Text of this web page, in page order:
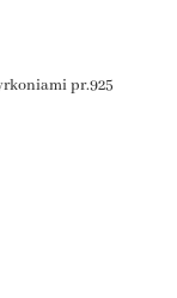
pr.925